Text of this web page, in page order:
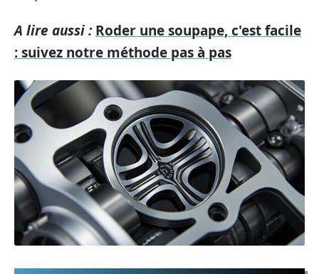
A lire aussi : Roder une soupape, c'est facile
: suivez notre méthode pas à pas